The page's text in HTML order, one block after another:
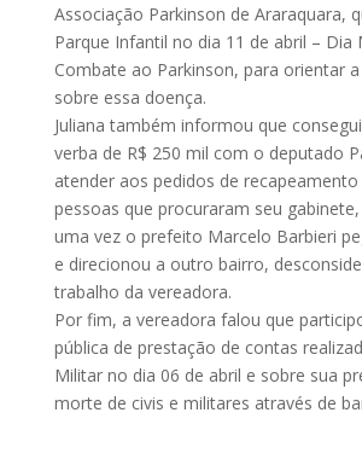
Associação Parkinson de Araraquara,
Parque Infantil no dia 11 de abril – Dia
Combate ao Parkinson, para orientar
sobre essa doença.
Juliana também informou que
verba de R$ 250 mil com o deputado
atender aos pedidos de
pessoas que procuraram seu
uma vez o prefeito Marcelo Barbieri
e direcionou a outro bairro,
trabalho da vereadora.
Por fim, a vereadora falou que
pública de prestação de contas
Militar no dia 06 de abril e sobre sua
morte de civis e militares através de